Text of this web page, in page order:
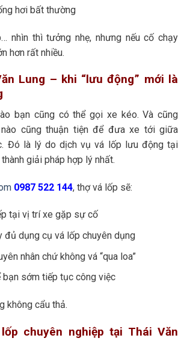
hơi bất thường
nhìn thì tưởng nhẹ, nhưng nếu cố chạy
hơn rất nhiều.
Lung – khi “lưu động” mới là
bạn cũng có thể gọi xe kéo. Và cũng
cũng thuận tiện để đưa xe tới giữa
Đó là lý do dịch vụ vá lốp lưu động tại
giải pháp hợp lý nhất.
0987 522 144, thợ vá lốp sẽ:
tại vị trí xe gặp sự cố
đủ dụng cụ vá lốp chuyên dụng
nhân chứ không vá “qua loa”
bạn sớm tiếp tục công việc
không cẩu thả.
chuyên nghiệp tại Thái Văn